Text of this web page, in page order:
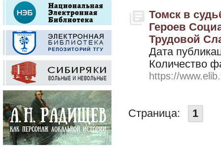
Томск в
Героев
Трудовой
Дата
Количество
https://
Страница: 1